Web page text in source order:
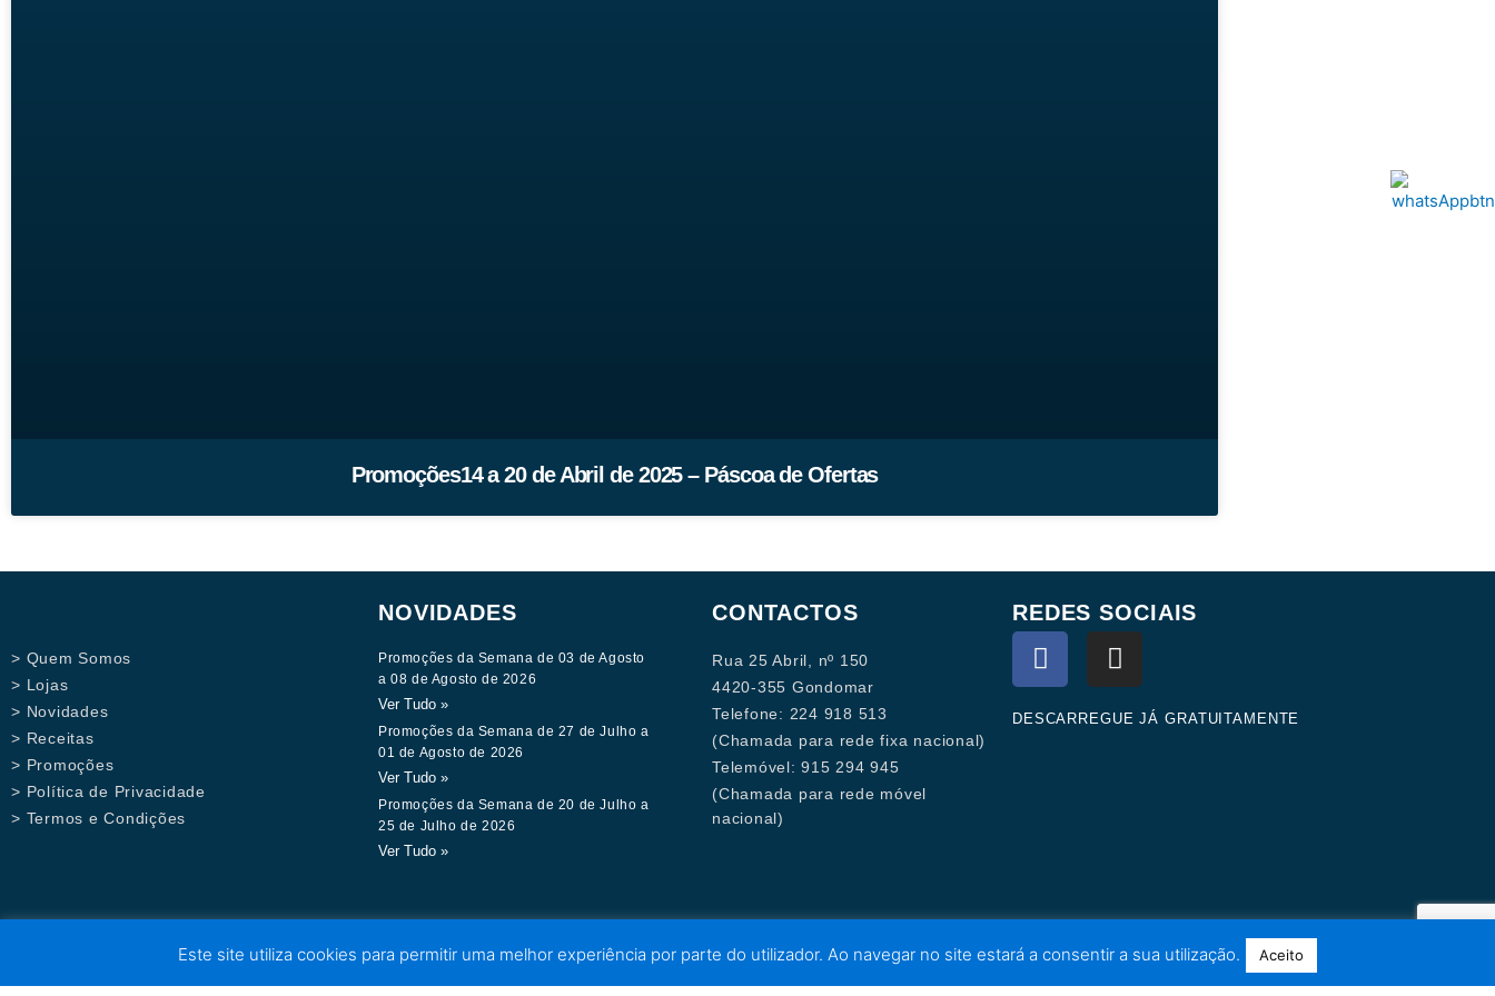
Promoções14 a 20 de Abril de 2025 – Páscoa de Ofertas
> Quem Somos
> Lojas
> Novidades
> Receitas
> Promoções
> Política de Privacidade
> Termos e Condições
NOVIDADES
Promoções da Semana de 03 de Agosto
a 08 de Agosto de 2026
Ver Tudo »
Promoções da Semana de 27 de Julho a
01 de Agosto de 2026
Ver Tudo »
Promoções da Semana de 20 de Julho a
25 de Julho de 2026
Ver Tudo »
CONTACTOS
Rua 25 Abril, nº 150
4420-355 Gondomar
Telefone: 224 918 513
(Chamada para rede fixa nacional)
Telemóvel: 915 294 945
(Chamada para rede móvel
nacional)
REDES SOCIAIS
F
a
c
e
I
n
s
t
DESCARREGUE JÁ GRATUITAMENTE
Este site utiliza cookies para permitir uma melhor experiência por parte do utilizador. Ao navegar no site estará a consentir a sua utilização. Aceito